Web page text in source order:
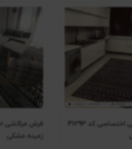
فرش مراکشی اختصاصی کد 41293
زمینه مشکی